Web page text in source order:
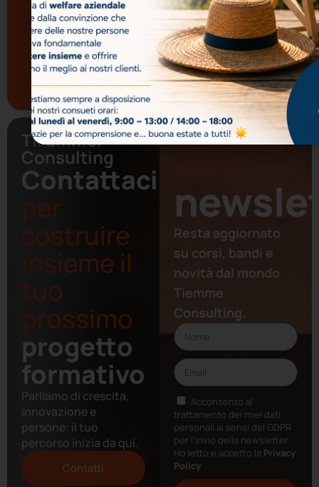
Privacy
Policy
Italiano per Stranieri
Medical English
Tutti i corsi diSanità
Ti. Emme.
Consulting
Contattaci
per
costruire
insieme il
tuo
prossimo
progetto
formativo
Parliamo di crescita,
innovazione e
persone: il tuo
percorso inizia da qui.
Contatti
Iscriviti alla
Resta aggiornato
su corsi, bandi e
novità dal mondo
Tiemme
Consulting.
Acconsento al
trattamento dei miei dati
personali ai sensi del GDPR
per l’invio della newsletter.
Ho letto e accetto la Privacy
Policy